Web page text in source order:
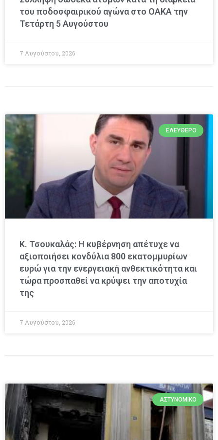
του ποδοσφαιρικού αγώνα στο ΟΑΚΑ την
Τετάρτη 5 Αυγούστου
7 Αυγούστου, 2026
ΕΛΕΎΘΕΡΟ
Κ. Τσουκαλάς: Η κυβέρνηση απέτυχε να
αξιοποιήσει κονδύλια 800 εκατομμυρίων
ευρώ για την ενεργειακή ανθεκτικότητα και
τώρα προσπαθεί να κρύψει την αποτυχία
της
7 Αυγούστου, 2026
ΑΣΤΥΝΟΜΙΚΌ